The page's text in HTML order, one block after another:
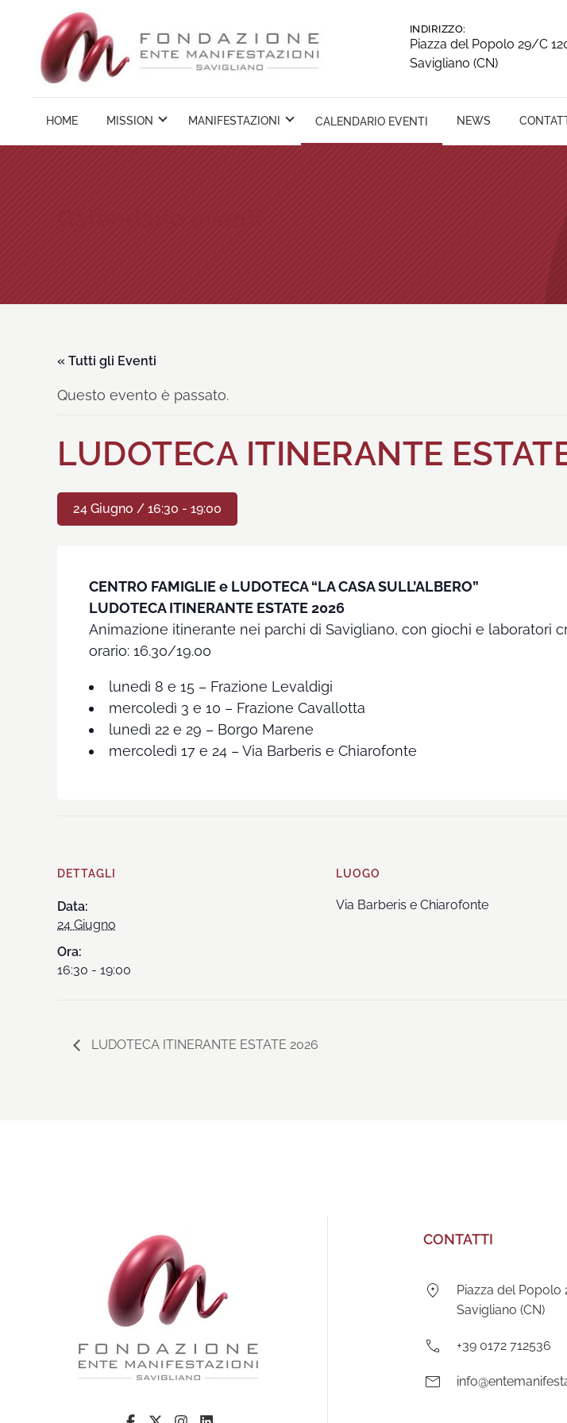
contenuti
INDIRIZZO:
Piazza del Popolo 29/C
Savigliano (CN)
HOME MISSION MANIFESTAZIONI CALENDARIO EVENTI NEWS
« Tutti gli Eventi
Questo evento è passato.
LUDOTECA ITINERANTE
24 Giugno / 16:30 - 19:00
CENTRO FAMIGLIE e LUDOTECA “LA CASA SULL’ALBERO”
LUDOTECA ITINERANTE ESTATE 2026
Animazione itinerante nei parchi di Savigliano, con giochi e laboratori
orario: 16.30/19.00
lunedì 8 e 15 – Frazione Levaldigi
mercoledì 3 e 10 – Frazione Cavallotta
lunedì 22 e 29 – Borgo Marene
mercoledì 17 e 24 – Via Barberis e Chiarofonte
DETTAGLI
Data:
24 Giugno
Ora:
16:30 - 19:00
LUOGO
Via Barberis e Chiarofonte
LUDOTECA ITINERANTE ESTATE 2026
CONTATTI
Indirizzo:
Piazza del Popolo
Savigliano (CN)
Telefono:
+39 0172 712536
E-